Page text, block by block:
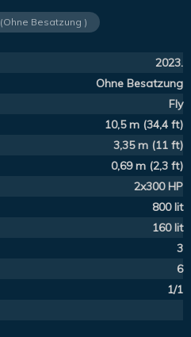
Besatzung )
2023.
Ohne Besatzung
Fly
10,5 m (34,4 ft)
3,35 m (11 ft)
0,69 m (2,3 ft)
2x300 HP
800 lit
160 lit
3
6
1/1